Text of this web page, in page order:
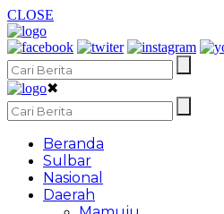
CLOSE
✖
Beranda
Sulbar
Nasional
Daerah